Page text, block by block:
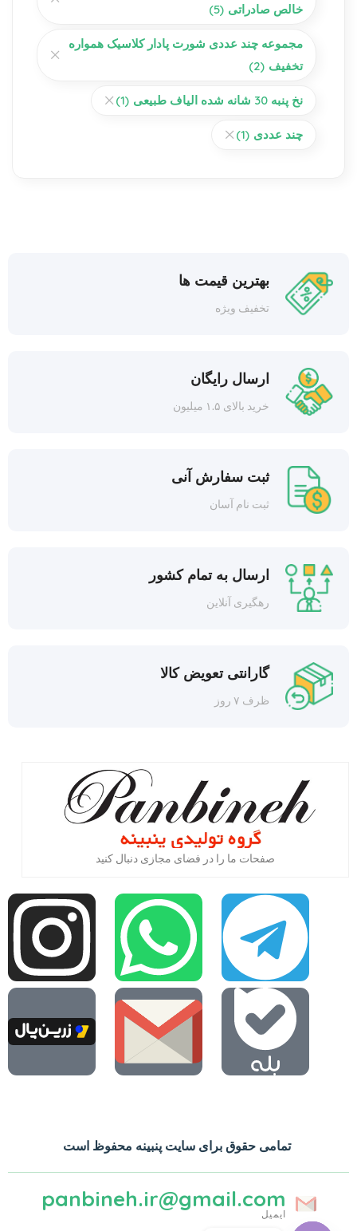
خالص صادراتی (5)
مجموعه چند عددی شورت پادار کلاسیک همواره
تخفیف (2)
نخ پنبه 30 شانه شده الیاف طبیعی (1)
چند عددی (1)
بهترین قیمت ها
تخفیف ویژه
ارسال رایگان
خرید بالای ۱.۵ میلیون
ثبت سفارش آنی
ثبت نام آسان
ارسال به تمام کشور
رهگیری آنلاین
گارانتی تعویض کالا
ظرف ۷ روز
صفحات ما را در فضای مجازی دنبال کنید
تمامی حقوق برای سایت پنبینه محفوظ است
panbineh.ir@gmail.com
ایمیل